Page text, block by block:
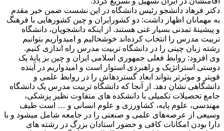
دکتر فرهاد دانشجو رئیس دانشگاه در این نشست ضمن خیر مقدم
به مهمانان اظهار داشت: دو کشورایران و چین کشورهایی با فرهنگ
و پیشینۀ تمدنی بسیار غنی هستند. از اینکه دانشجویان، دانشگاه
تربیت مدرس را انتخاب کرده‌اند خوشحالیم و امیدواریم بتوانیم
رشته زبان چینی را در دانشگاه تربیت مدرس راه اندازی کنیم.
وی افزود: روابط فعلی جمهوری اسلامی ایران و چین بر پایۀ یک
دوستی استراتژیک و راهبردی استوار است و امیدواریم در آینده
قویتر و موثر‏تر بتواند ابعاد گسترده‏اش را در روابط علمی و
دانشگاهی نشان دهد. از آنجا که دانشگاه تربیت مدرس یک دانشگاه
جامع تحصیلات تکمیلی با دانشکده های متفاوت نظیر پزشکی،
مهندسی، علوم پایه، کشاورزی و علوم انسانی و … است طیف
وسیعی از عرصه‌های علمی و صنعتی را در جامعه شامل می‏شود و با
دارا بودن امکانات کافی و حضور استادان بزرگ در رشته های